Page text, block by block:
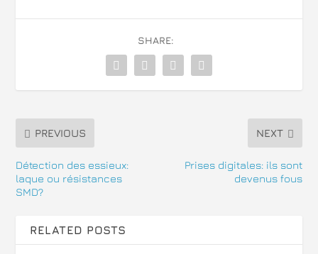
SHARE:
PREVIOUS
Détection des essieux:
laque ou résistances
SMD?
NEXT
Prises digitales: ils sont
devenus fous
RELATED POSTS